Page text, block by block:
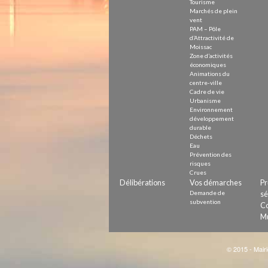
Tourisme
Marchés de plein
vent
PAM – Pôle
d’Attractivité de
Moissac
Zone d’activités
économiques
Animations du
centre-ville
Cadre de vie
Urbanisme
Environnement
développement
durable
Déchets
Eau
Prévention des
risques
Crues
Délibérations Vos démarches
Demande de
subvention
© 2015 -